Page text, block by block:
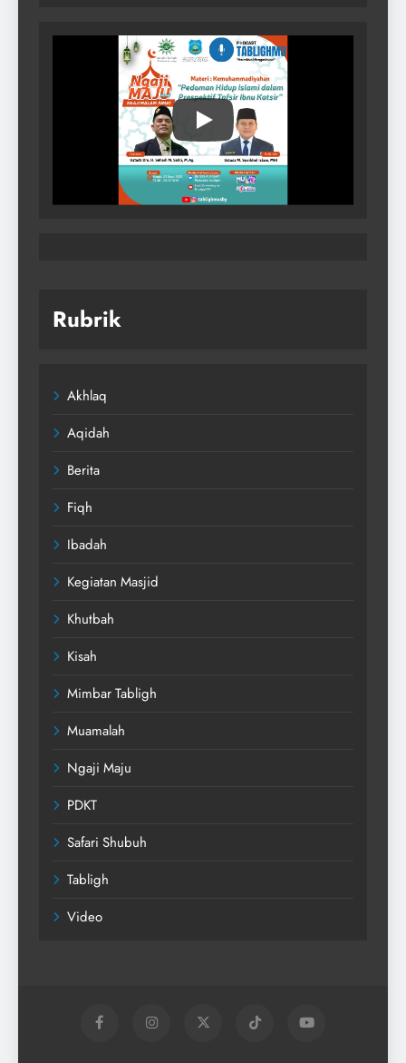
Rubrik
Akhlaq
Aqidah
Berita
Fiqh
Ibadah
Kegiatan Masjid
Khutbah
Kisah
Mimbar Tabligh
Muamalah
Ngaji Maju
PDKT
Safari Shubuh
Tabligh
Video